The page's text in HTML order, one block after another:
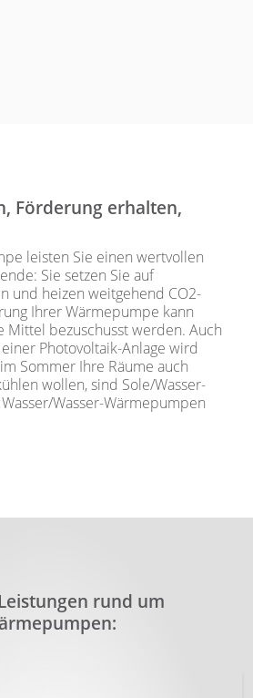
Förderung erhalten,
leisten Sie einen wertvollen
Sie setzen Sie auf
und heizen weitgehend CO2-
Ihrer Wärmepumpe kann
Mittel bezuschusst werden. Auch
Photovoltaik-Anlage wird
Sommer Ihre Räume auch
wollen, sind Sole/Wasser-
Wasser-Wärmepumpen
rund um